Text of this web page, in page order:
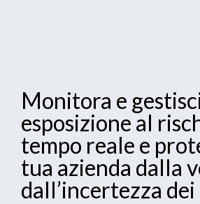
Monitora e
esposizione al
tempo reale e
tua azienda dalla
dall’incertezza